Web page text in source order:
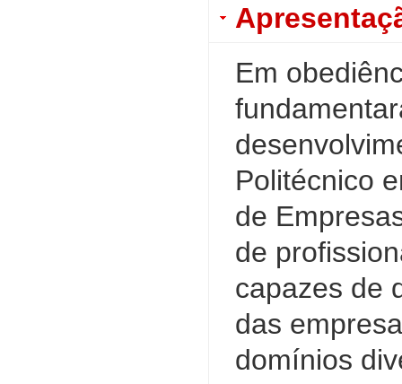
Em
Politécnico
de
de
capazes de
das
domínios